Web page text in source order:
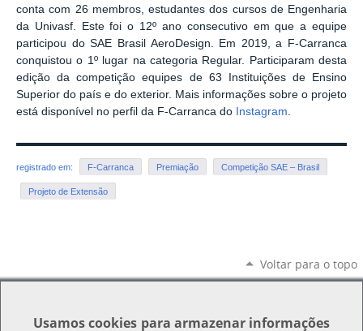
conta com 26 membros, estudantes dos cursos de Engenharia
da Univasf. Este foi o 12º ano consecutivo em que a equipe
participou do SAE Brasil AeroDesign. Em 2019, a F-Carranca
conquistou o 1º lugar na categoria Regular. Participaram desta
edição da competição equipes de 63 Instituições de Ensino
Superior do país e do exterior. Mais informações sobre o projeto
está disponível no perfil da F-Carranca do Instagram.
registrado em: F-Carranca Premiação Competição SAE – Brasil
Projeto de Extensão
Voltar para o topo
Usamoscookies para armazenar informações